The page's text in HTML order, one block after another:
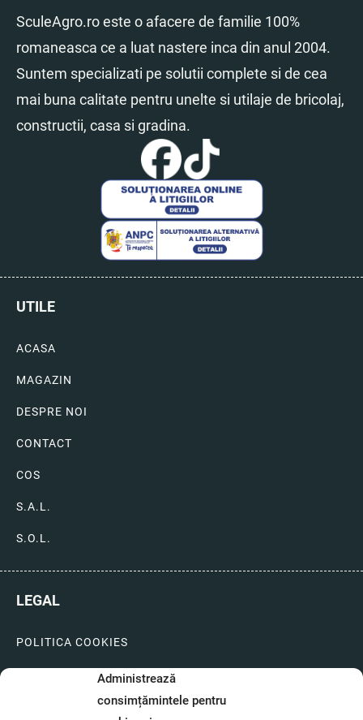
Administrează
consimțămintele pentru
SculeAgro.ro este o afacere de familie 100%
romaneasca ce a luat nastere inca din anul 2004.
Suntem specializati pe solutii complete si de cea
mai buna calitate pentru unelte si utilaje de bricolaj,
constructii, casa si gradina.
UTILE
ACASA
MAGAZIN
DESPRE NOI
CONTACT
COS
S.A.L.
S.O.L.
LEGAL
POLITICA COOKIES
LIVRARI SI PLATI
GARANTIE SI SERVICE